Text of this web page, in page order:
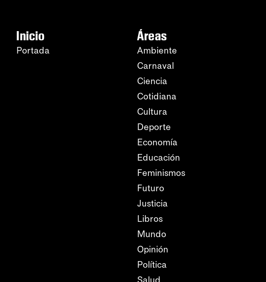
Inicio
Portada
Áreas
Ambiente
Carnaval
Ciencia
Cotidiana
Cultura
Deporte
Economía
Educación
Feminismos
Futuro
Justicia
Libros
Mundo
Opinión
Política